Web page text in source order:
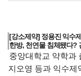
[강소제약] 정용진 익수
한방, 천연물 침체됐다?
중앙대학교 약학과
지오영 등과 익수제